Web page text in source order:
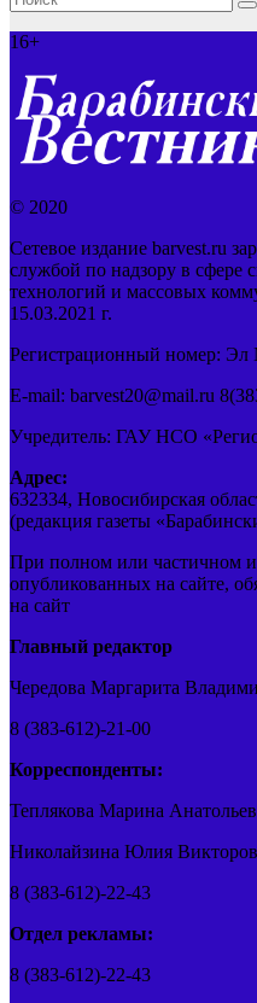
16+
© 2020
Сетевое издание barvest.ru
службой по надзору в сфере
технологий и массовых
15.03.2021 г.
Регистрационный номер:
E-mail: barvest20@mail.ru
Учредитель: ГАУ НСО
Адрес:
632334, Новосибирская
(редакция газеты
При полном или частичном
опубликованных на сайте,
на сайт
Главный редактор
Чередова Маргарита
8 (383-612)-21-00
Корреспонденты:
Теплякова Марина
Николайзина Юлия
8 (383-612)-22-43
Отдел рекламы:
8 (383-612)-22-43